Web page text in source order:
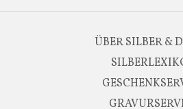
ÜBER SILBER &